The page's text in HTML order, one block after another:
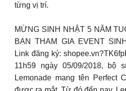
từng vị trí.
MỪNG SINH NHẬT 5 NĂM
BẠN THAM GIA EVENT
Link đăng ký:
11h59 ngày 05/09/2018, bộ
Lemonade mang tên Perfect